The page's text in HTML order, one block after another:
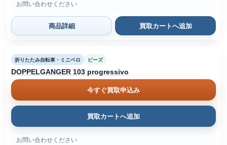
お問い合わせください
商品詳細 買取カートへ追加
折りたたみ自転車・ミニベロ ビーズ
DOPPELGANGER 103 progressivo
今すぐ買取申込み
買取カートへ追加
お問い合わせください